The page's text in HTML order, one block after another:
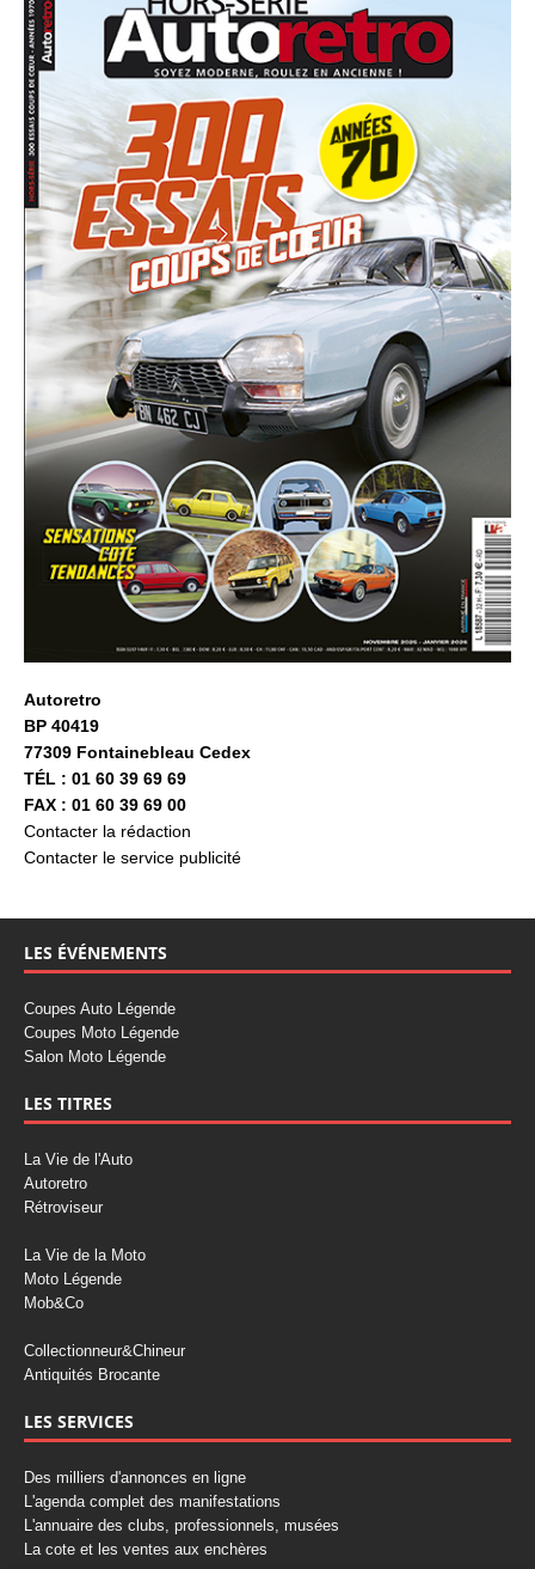
Autoretro
BP 40419
77309 Fontainebleau Cedex
TÉL : 01 60 39 69 69
FAX : 01 60 39 69 00
Contacter la rédaction
Contacter le service publicité
LES ÉVÉNEMENTS
Coupes Auto Légende
Coupes Moto Légende
Salon Moto Légende
LES TITRES
La Vie de l'Auto
Autoretro
Rétroviseur
La Vie de la Moto
Moto Légende
Mob&Co
Collectionneur&Chineur
Antiquités Brocante
LES SERVICES
Des milliers d'annonces en ligne
L'agenda complet des manifestations
L'annuaire des clubs, professionnels, musées
La cote et les ventes aux enchères